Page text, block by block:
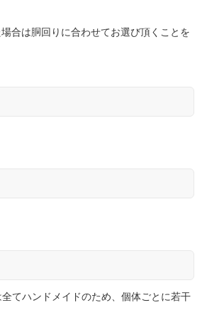
合は胴回りに合わせてお選び頂くことを
てハンドメイドのため、個体ごとに若干